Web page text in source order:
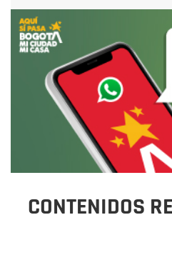
CONTENIDOS